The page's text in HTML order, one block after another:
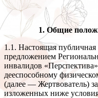
1. Общие
1.1. Настоящая
предложением
инвалидов
дееспособному
(далее — Жертвователь)
изложенных ниже